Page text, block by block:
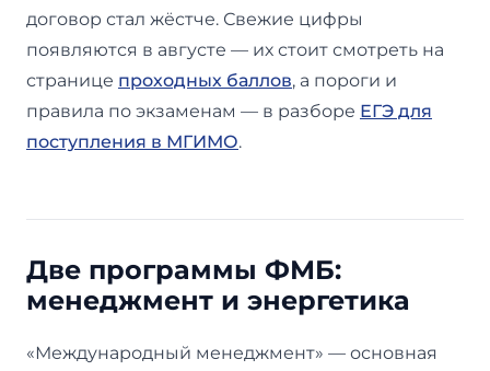
договор стал жёстче. Свежие цифры
появляются в августе — их стоит смотреть на
странице проходных баллов, а пороги и
правила по экзаменам — в разборе ЕГЭ для
поступления в МГИМО.
Две программы ФМБ:
менеджмент и энергетика
«Международный менеджмент» — основная